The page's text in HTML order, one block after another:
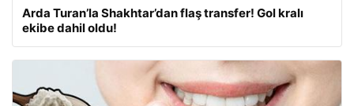
Arda Turan’la Shakhtar’dan flaş transfer! Gol kralı
ekibe dahil oldu!